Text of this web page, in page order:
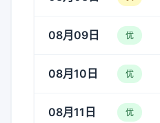
08月09日 优
08月10日 优
08月11日 优